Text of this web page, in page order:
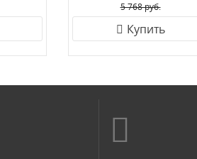
5 768 руб.
Купить